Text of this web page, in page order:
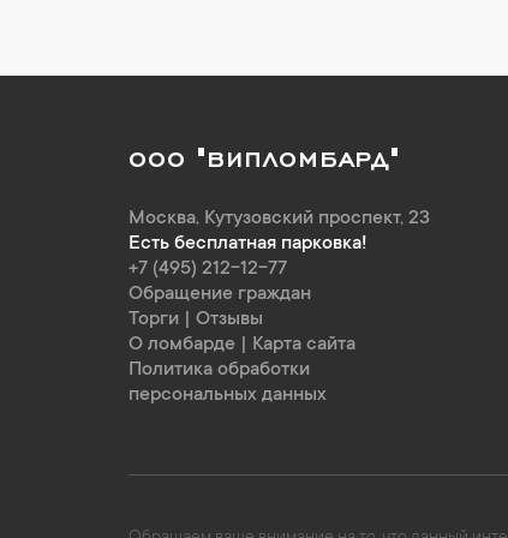
ООО "ВИПЛОМБАРД"
Москва, Кутузовский проспект, 23
Есть бесплатная парковка!
+7 (495) 212-12-77
Обращение граждан
Торги
Отзывы
О ломбарде
Карта сайта
Политика обработки
персональных данных